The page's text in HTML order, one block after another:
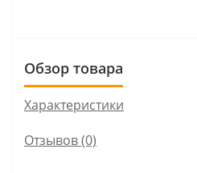
Обзор товара
Характеристики
Отзывов (0)